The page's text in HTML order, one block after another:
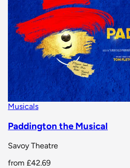
Musicals
Paddington the Musical
Savoy Theatre
from £42.69